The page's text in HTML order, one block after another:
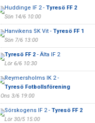
Huddinge IF 2 - Tyresö FF 2
Sön 14/6 10:00
Hanvikens SK Vit - Tyresö FF 1
Sön 7/6 13:00
Tyresö FF 2- Älta IF 2
Lör 6/6 10:30
Reymersholms IK 2 -
Tyresö Fotbollsförening
Ons 3/6 19:00
Sörskogens IF 2 - Tyresö FF 2
Lör 30/5 15:00